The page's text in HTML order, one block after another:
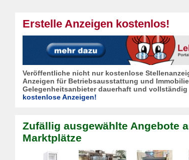
Erstelle Anzeigen kostenlos!
Veröffentliche nicht nur kostenlose
Anzeigen für Betriebsausstattung und
Gelegenheitsanbieter dauerhaft und
kostenlose Anzeigen!
Zufällig ausgewählte Angebote
Marktplätze